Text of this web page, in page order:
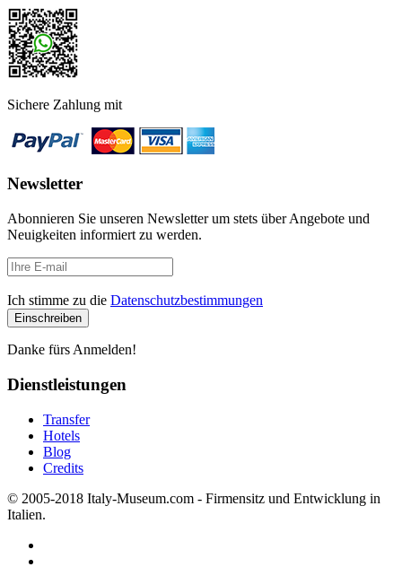
Sichere Zahlung mit
Newsletter
Abonnieren Sie unseren Newsletter um stets über Angebote und
Neuigkeiten informiert zu werden.
Ich stimme zu die Datenschutzbestimmungen
Danke fürs Anmelden!
Dienstleistungen
Transfer
Hotels
Blog
Credits
© 2005-2018 Italy-Museum.com - Firmensitz und Entwicklung in
Italien.